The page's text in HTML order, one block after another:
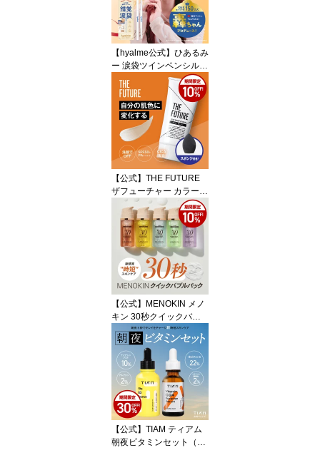
ュラルヘア スタイリング
サラサラ プレゼント ギ
フト うねり くせ毛 いい
匂い
【hyalme公式】ひあるみ
ー 涙袋ツインペンシル
整形アイドル轟ちゃん 錯
覚涙袋 ナチュラルベージ
ュ ぷっくりピンク 涙袋
ライナー スティック ハ
イライト 影 よれない 失
敗しづらい デュアルペン
シル コンシーラー 下ま
ぶた 立体感 中顔面短縮
目元 くすみ アイメイク
【公式】THE FUTURE
ザフューチャー カラーチ
ェンジ BBクリーム 25g
メンズ コンシーラー 化
粧品 ニキビ にきび ニキ
ビ跡 くま しみ シミ 青ひ
げ 青髭 毛穴 くすみ カバ
ー UV対策 日焼け止め ベ
ージュ SPF50+ PA++++
毛穴 メンズコスメ メイ
ク初心者
【公式】MENOKIN メノ
キン 30秒クイックバブ
ルマスクパック 70ml フ
ェイスパック バブルパッ
ク バブルマスク 泡パッ
ク マスクパック スキン
ケア 韓国スキンケア リ
フト ブライト モイスト
クリア リペア ナイアシ
ンアミド グルタチオン
シカ 保湿 毛穴 時短 シー
トマスク
【公式】TIAM ティアム
朝夜ビタミンセット（ビ